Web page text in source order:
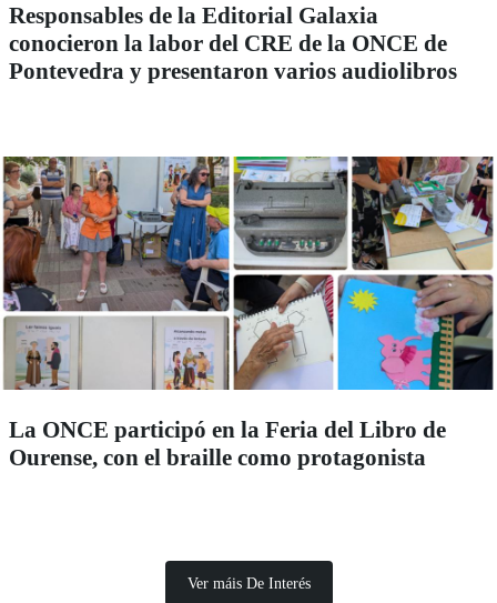
Responsables de la Editorial Galaxia
conocieron la labor del CRE de la ONCE de
Pontevedra y presentaron varios audiolibros
La ONCE participó en la Feria del Libro de
Ourense, con el braille como protagonista
Ver máis De Interés